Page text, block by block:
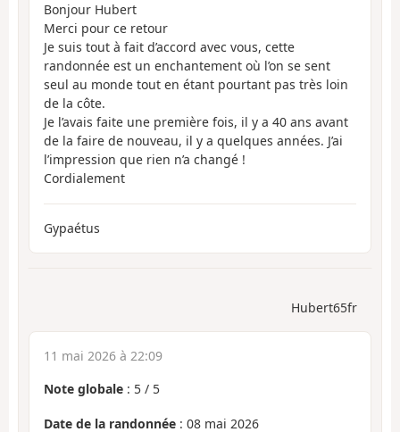
Bonjour Hubert
Merci pour ce retour
Je suis tout à fait d’accord avec vous, cette
randonnée est un enchantement où l’on se sent
seul au monde tout en étant pourtant pas très loin
de la côte.
Je l’avais faite une première fois, il y a 40 ans avant
de la faire de nouveau, il y a quelques années. J’ai
l’impression que rien n’a changé !
Cordialement
Gypaétus
Hubert65fr
11 mai 2026 à 22:09
Note globale : 5 / 5
Date de la randonnée : 08 mai 2026